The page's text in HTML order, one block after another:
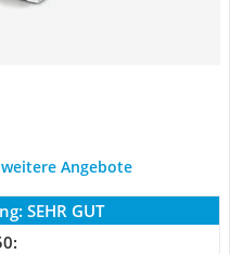
Angebote
SEHR GUT